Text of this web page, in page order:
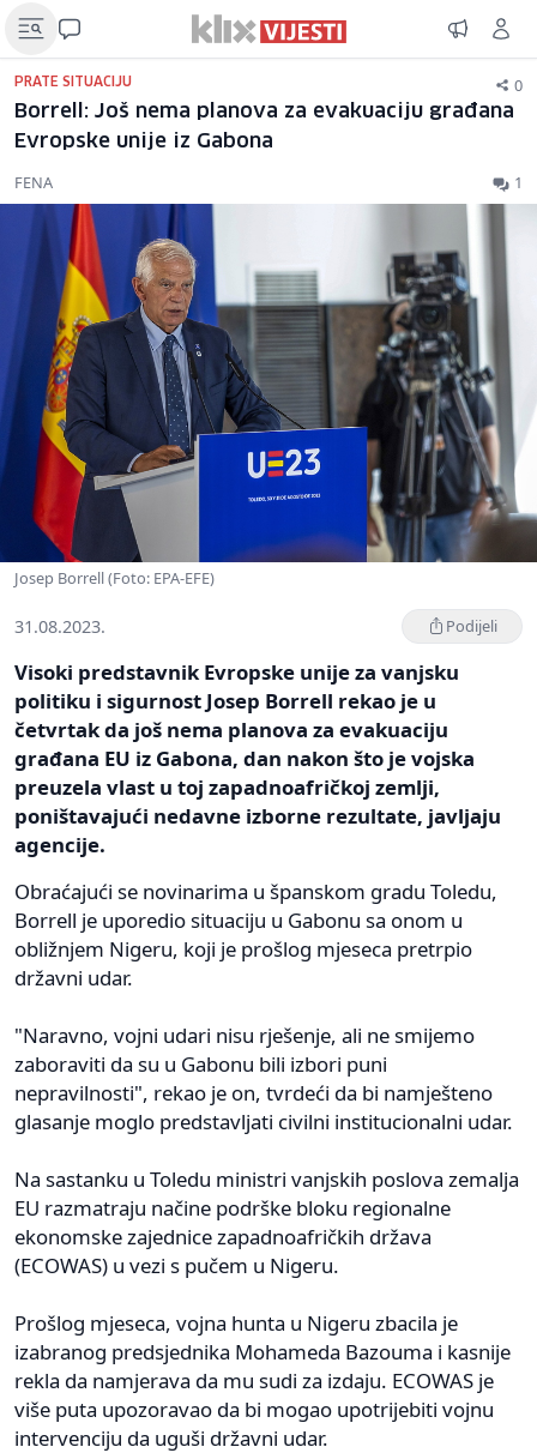
PRATE SITUACIJU 0
Borrell: Još nema planova za evakuaciju građana
Evropske unije iz Gabona
FENA 1
Josep Borrell (Foto: EPA-EFE)
31.08.2023. Podijeli
Visoki predstavnik Evropske unije za vanjsku
politiku i sigurnost Josep Borrell rekao je u
četvrtak da još nema planova za evakuaciju
građana EU iz Gabona, dan nakon što je vojska
preuzela vlast u toj zapadnoafričkoj zemlji,
poništavajući nedavne izborne rezultate, javljaju
agencije.
Obraćajući se novinarima u španskom gradu Toledu,
Borrell je uporedio situaciju u Gabonu sa onom u
obližnjem Nigeru, koji je prošlog mjeseca pretrpio
državni udar.
"Naravno, vojni udari nisu rješenje, ali ne smijemo
zaboraviti da su u Gabonu bili izbori puni
nepravilnosti", rekao je on, tvrdeći da bi namješteno
glasanje moglo predstavljati civilni institucionalni udar.
Na sastanku u Toledu ministri vanjskih poslova zemalja
EU razmatraju načine podrške bloku regionalne
ekonomske zajednice zapadnoafričkih država
(ECOWAS) u vezi s pučem u Nigeru.
Prošlog mjeseca, vojna hunta u Nigeru zbacila je
izabranog predsjednika Mohameda Bazouma i kasnije
rekla da namjerava da mu sudi za izdaju. ECOWAS je
više puta upozoravao da bi mogao upotrijebiti vojnu
intervenciju da uguši državni udar.